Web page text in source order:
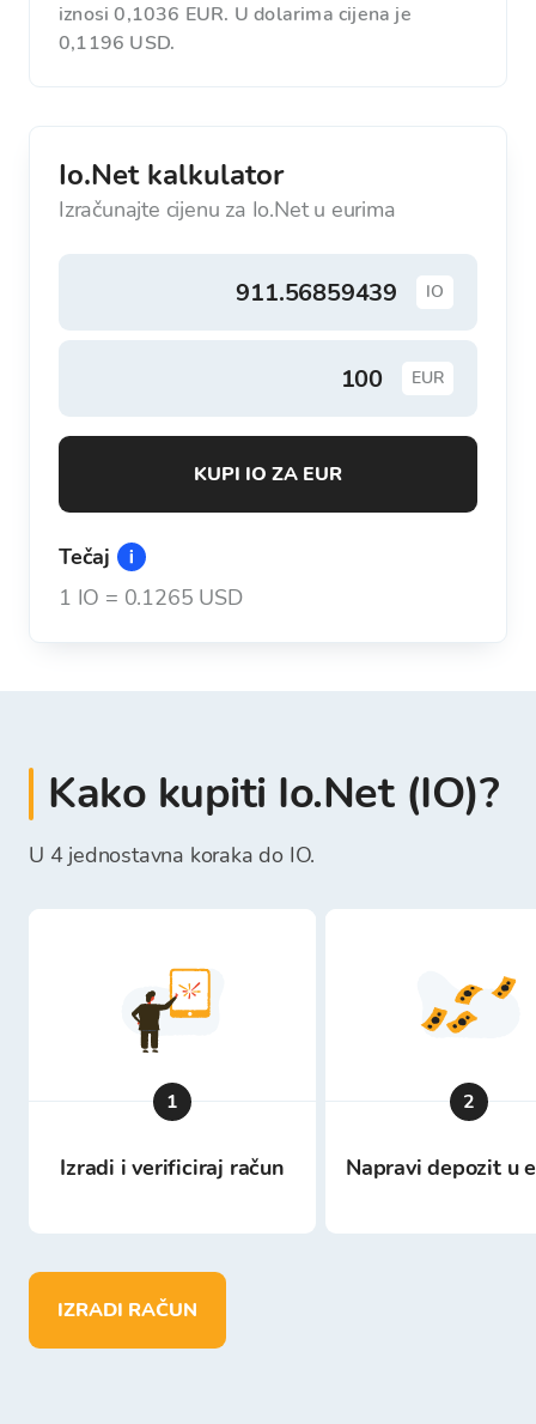
iznosi 0,1036 EUR. U dolarima cijena je
0,1196 USD.
Io.Net kalkulator
Izračunajte cijenu za Io.Net u eurima
IO
EUR
KUPI IO ZA EUR
Tečaj
1 IO = 0.1265 USD
Kako kupiti Io.Net (IO)?
U 4 jednostavna koraka do IO.
1
Izradi i verificiraj račun
2
Napravi depozit u
IZRADI RAČUN